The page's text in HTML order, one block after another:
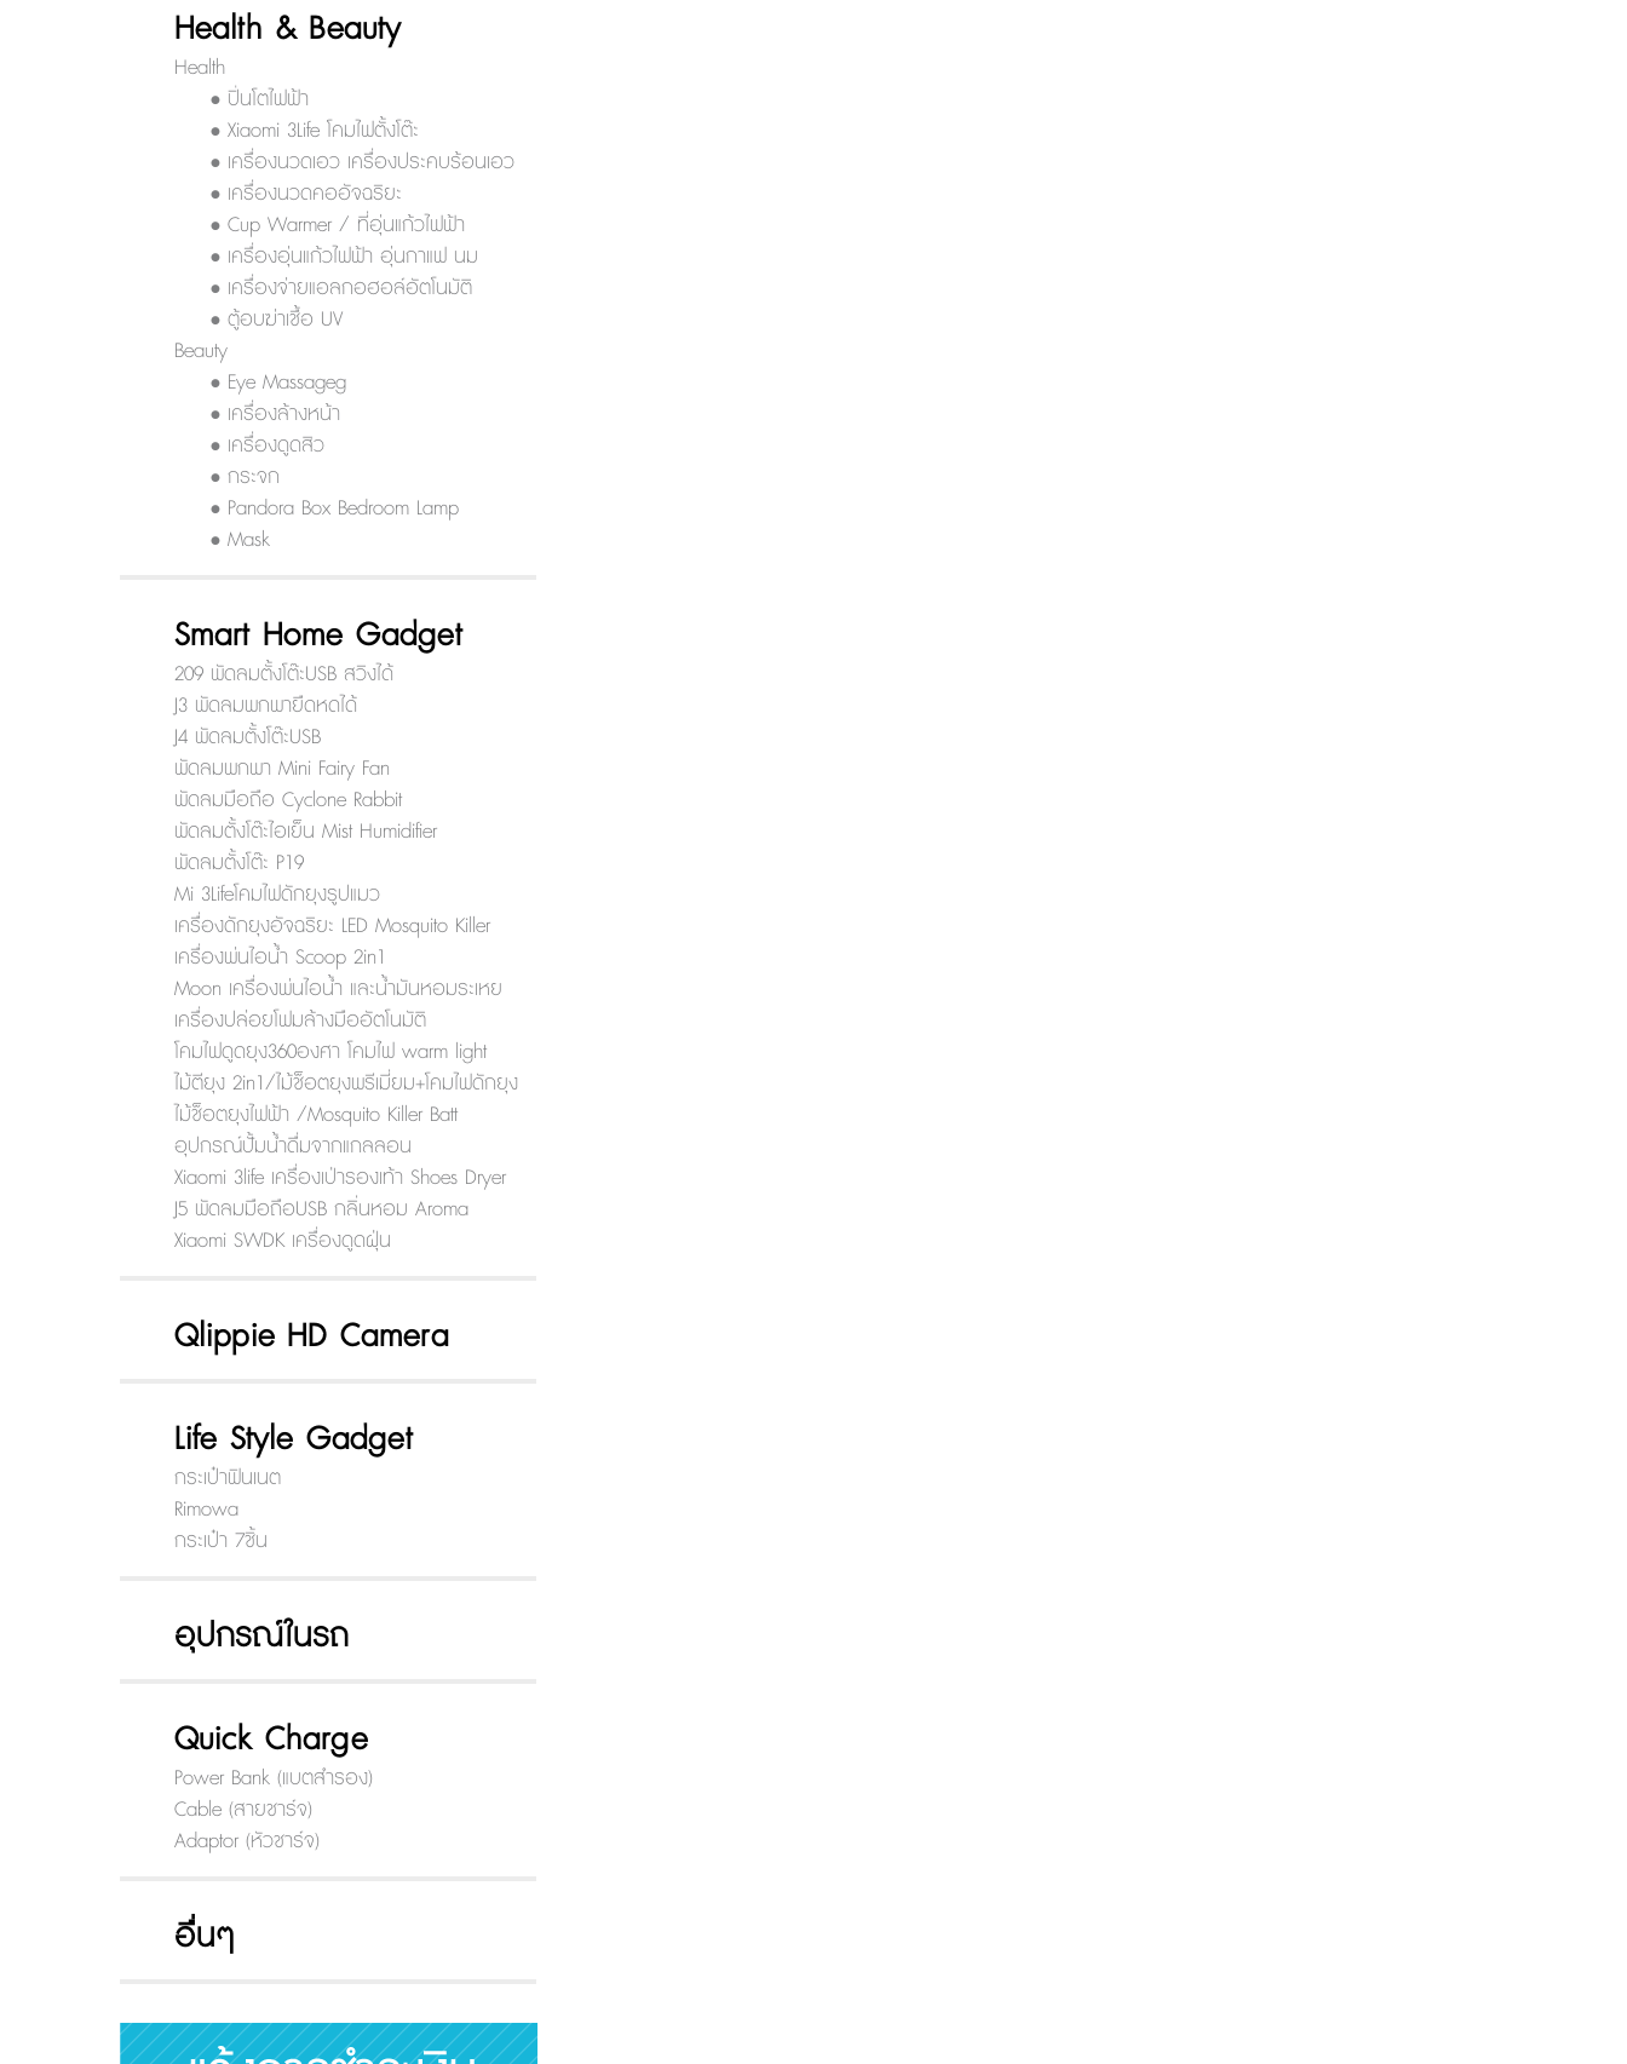
Health & Beauty
Health
• ปิ่นโตไฟฟ้า
• Xiaomi 3Life โคมไฟตั้งโต๊ะ
• เครื่องนวดเอว เครื่องประคบร้อนเอว
• เครื่องนวดคออัจฉริยะ
• Cup Warmer / ที่อุ่นแก้วไฟฟ้า
• เครื่องอุ่นแก้วไฟฟ้า อุ่นกาแฟ นม
• เครื่องจ่ายแอลกอฮอล์อัตโนมัติ
• ตู้อบฆ่าเชื้อ UV
Beauty
• Eye Massageg
• เครื่องล้างหน้า
• เครื่องดูดสิว
• กระจก
• Pandora Box Bedroom Lamp
• Mask
Smart Home Gadget
209 พัดลมตั้งโต๊ะUSB สวิงได้
J3 พัดลมพกพายืดหดได้
J4 พัดลมตั้งโต๊ะUSB
พัดลมพกพา Mini Fairy Fan
พัดลมมือถือ Cyclone Rabbit
พัดลมตั้งโต๊ะไอเย็น Mist Humidifier
พัดลมตั้งโต๊ะ P19
Mi 3Lifeโคมไฟดักยุงรูปแมว
เครื่องดักยุงอัจฉริยะ LED Mosquito Killer
เครื่องพ่นไอน้ำ Scoop 2in1
Moon เครื่องพ่นไอน้ำ และน้ำมันหอมระเหย
เครื่องปล่อยโฟมล้างมืออัตโนมัติ
โคมไฟดูดยุง360องศา โคมไฟ warm light
ไม้ตียุง 2in1/ไม้ช็อตยุงพรีเมี่ยม+โคมไฟดักยุง
ไม้ช็อตยุงไฟฟ้า /Mosquito Killer Batt
อุปกรณ์ปั้มน้ำดื่มจากแกลลอน
Xiaomi 3life เครื่องเป่ารองเท้า Shoes Dryer
J5 พัดลมมือถือUSB กลิ่นหอม Aroma
Xiaomi SWDK เครื่องดูดฝุ่น
Qlippie HD Camera
Life Style Gadget
กระเป๋าฟินเนต
Rimowa
กระเป๋า 7ชิ้น
อุปกรณ์ในรถ
Quick Charge
Power Bank (แบตสำรอง)
Cable (สายชาร์จ)
Adaptor (หัวชาร์จ)
อื่นๆ